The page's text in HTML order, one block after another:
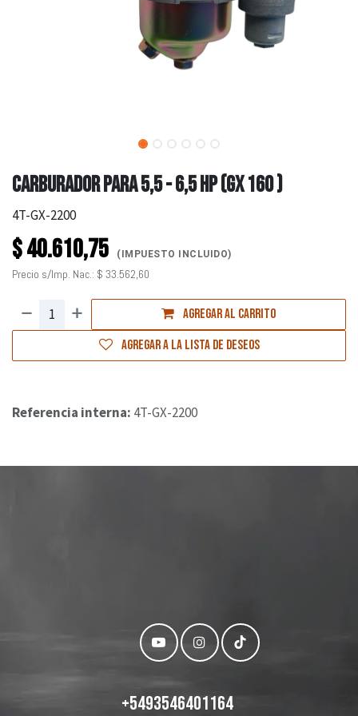
CARBURADOR PARA 5,5 - 6,5 HP (GX 160 )
4T-GX-2200
$40.610,75 (IMPUESTO INCLUIDO)
Precio s/Imp. Nac.: $ 33.562,60
Agregar al carrito
Agregar a la lista de deseos
Referencia interna: 4T-GX-2200
+5493546401164